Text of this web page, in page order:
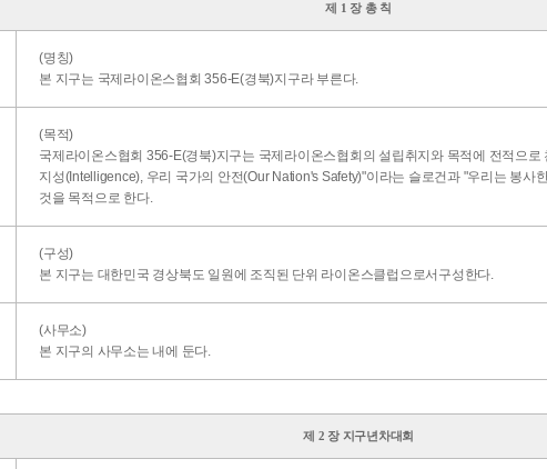
제 1 장 총 칙
(명칭)
본 지구는 국제라이온스협회 356-E(경북)지구라 부른다.
(목적)
국제라이온스협회 356-E(경북)지구는 국제라이온스협회의 설립취지와 목적에 전적으로
지성(Intelligence), 우리 국가의 안전(Our Nation's Safety)"이라는 슬로건과 "우리는 봉사
것을 목적으로 한다.
(구성)
본 지구는 대한민국 경상북도 일원에 조직된 단위 라이온스클럽으로서구성한다.
(사무소)
본 지구의 사무소는 내에 둔다.
제 2 장 지구년차대회